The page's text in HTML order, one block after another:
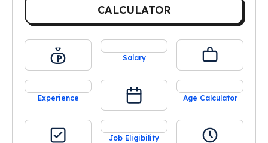
CALCULATOR
Salary
Experience Age Calculator
Job Eligibility